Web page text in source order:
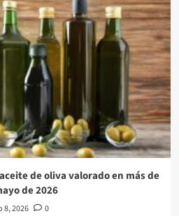
de oliva valorado en más de
de 2026
8, 2026 0